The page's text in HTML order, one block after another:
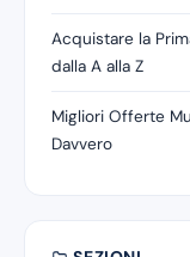
Acquistare la
dalla A alla Z
Migliori Offerte
Davvero